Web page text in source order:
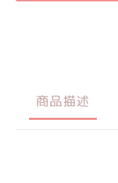
商品描述